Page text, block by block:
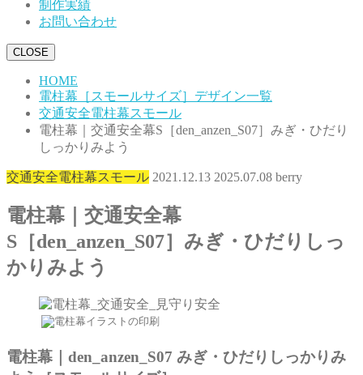
制作実績
お問い合わせ
CLOSE
HOME
電柱幕［スモールサイズ］デザイン一覧
交通安全電柱幕スモール
電柱幕｜交通安全幕S［den_anzen_S07］みぎ・ひだり
しっかりみよう
交通安全電柱幕スモール 2021.12.13 2025.07.08 berry
電柱幕｜交通安全幕
S［den_anzen_S07］みぎ・ひだりしっ
かりみよう
電柱幕｜den_anzen_S07 みぎ・ひだりしっかりみ